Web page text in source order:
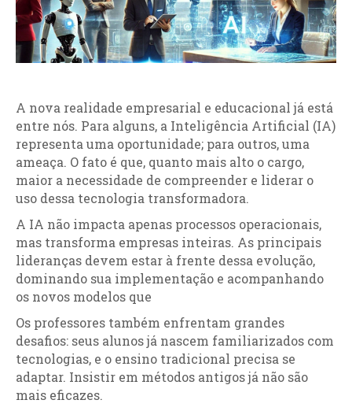
A nova realidade empresarial e educacional já está
entre nós. Para alguns, a Inteligência Artificial (IA)
representa uma oportunidade; para outros, uma
ameaça. O fato é que, quanto mais alto o cargo,
maior a necessidade de compreender e liderar o
uso dessa tecnologia transformadora.
A IA não impacta apenas processos operacionais,
mas transforma empresas inteiras. As principais
lideranças devem estar à frente dessa evolução,
dominando sua implementação e acompanhando
os novos modelos que
Os professores também enfrentam grandes
desafios: seus alunos já nascem familiarizados com
tecnologias, e o ensino tradicional precisa se
adaptar. Insistir em métodos antigos já não são
mais eficazes.